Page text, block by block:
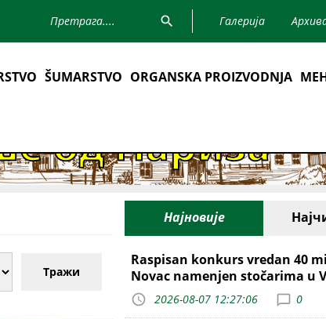
Галерија
ŠUMARSTVO ORGANSKA PROIZVODNJA
Тражи
Најновије
Raspisan konkurs vredan 40
Novac namenjen stočarima u
2026-08-07 12:27:06 0